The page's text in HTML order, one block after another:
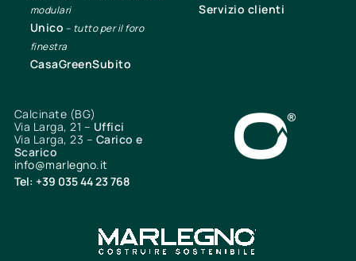
modulari
Unico – tutto per il foro
finestra
CasaGreenSubito
Servizio clienti
Calcinate (BG)
Via Larga, 21 – Uffici
Via Larga, 23 – Carico e
Scarico
info@marlegno.it
Tel: +39 035 44 23 768